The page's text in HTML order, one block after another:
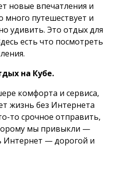
новые впечатления и
много путешествует и
удивить. Это отдых для
есть что посмотреть
на Кубе.
комфорта и сервиса,
жизнь без Интернета
то срочное отправить,
мы привыкли —
Интернет — дорогой и